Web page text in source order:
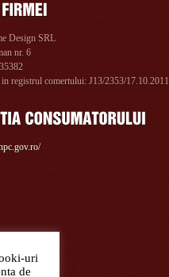
Design SRL
nr. 6
registrul comertului: J13/2353/17.10.2011
uri
de